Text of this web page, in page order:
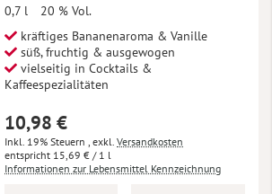
0,7 l
20 % Vol.
kräftiges Bananenaroma & Vanille
süß, fruchtig & ausgewogen
vielseitig in Cocktails &
Kaffeespezialitäten
10,98 €
Inkl. 19% Steuern , exkl. Versandkosten
15,69 € / 1 l
Informationen zur Lebensmittel Kennzeichnung